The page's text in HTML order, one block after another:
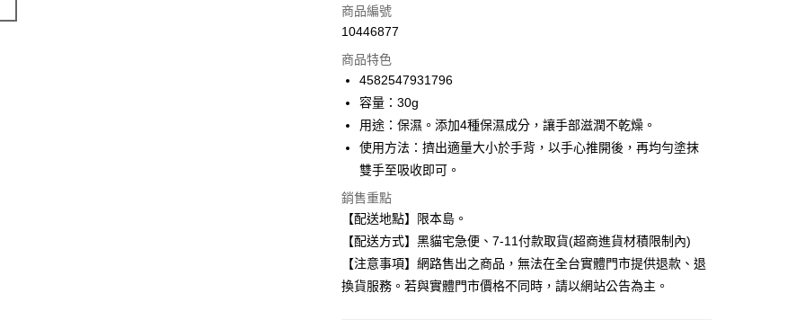
信用卡一次付款
合作金庫商業銀行
華南商業銀行
彰化商業銀行
國泰世華商業銀行
兆豐國際商業銀行
臺灣中小企業銀行
匯豐（台灣）商業銀行
聯邦商業銀行
玉山商業銀行
星展（台灣）商業銀行
台新國際商業銀行
中國信託商業銀行
台灣樂天信用卡公司
超商取貨付款
Apple Pay
街口支付
悠遊付
Google Pay
商品編號
10446877
商品特色
4582547931796
容量：30g
用途：保濕。添加4種保濕成分，讓手部滋潤不乾燥。
使用方法：擠出適量大小於手背，以手心推開後，再均勻塗抹
雙手至吸收即可。
銷售重點
【配送地點】限本島。
【配送方式】黑貓宅急便、7-11付款取貨(超商進貨材積限制內)
【注意事項】網路售出之商品，無法在全台實體門市提供退款、退
換貨服務。若與實體門市價格不同時，請以網站公告為主。